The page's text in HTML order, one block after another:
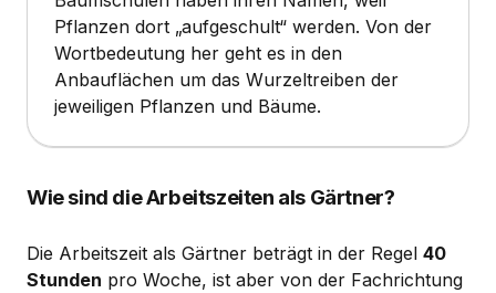
Pflanzen dort „aufgeschult“ werden. Von der
Wortbedeutung her geht es in den
Anbauflächen um das Wurzeltreiben der
jeweiligen Pflanzen und Bäume.
Wie sind die Arbeitszeiten als Gärtner?
Die Arbeitszeit als Gärtner beträgt in der Regel 40
Stunden pro Woche, ist aber von der Fachrichtung